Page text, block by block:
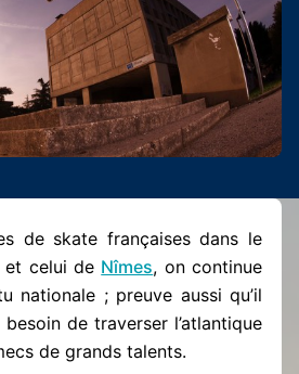
de skate françaises dans le
celui de Nîmes, on continue
nationale ; preuve aussi qu’il
de traverser l’atlantique
de grands talents.